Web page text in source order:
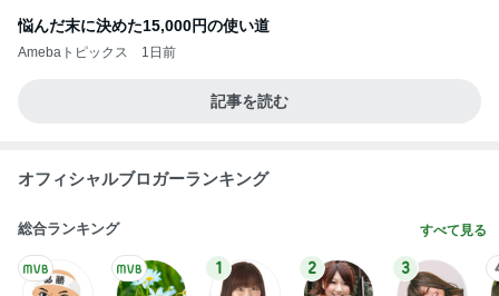
悩んだ末に決めた15,000円の使い道
Amebaトピックス 1日前
記事を読む
オフィシャルブロガーランキング
総合ランキング すべて見る
1 2 3